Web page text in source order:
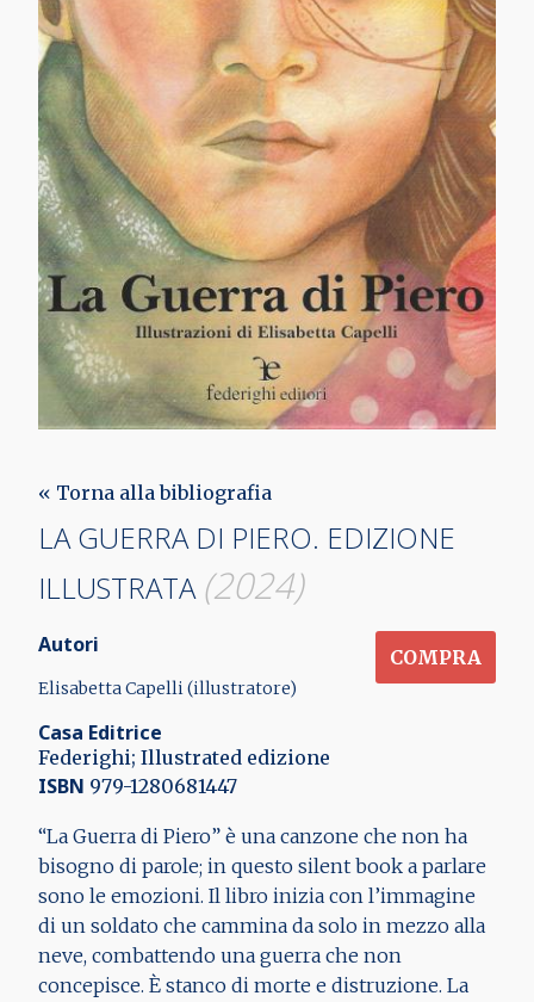
« Torna alla bibliografia
LA GUERRA DI PIERO. EDIZIONE
ILLUSTRATA (2024)
Autori
Elisabetta Capelli (illustratore)
Casa Editrice
Federighi; Illustrated edizione
ISBN 979-1280681447
COMPRA
“La Guerra di Piero” è una canzone che non ha
bisogno di parole; in questo silent book a parlare
sono le emozioni. Il libro inizia con l’immagine
di un soldato che cammina da solo in mezzo alla
neve, combattendo una guerra che non
concepisce. È stanco di morte e distruzione. La